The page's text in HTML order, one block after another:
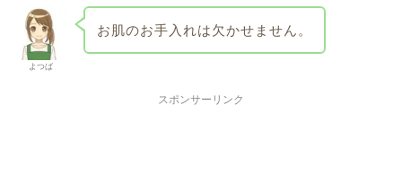
よつば
お肌のお手入れは欠かせません。
スポンサーリンク